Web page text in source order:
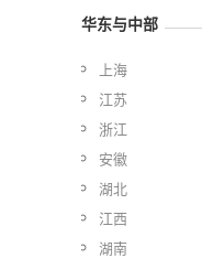
华东与中部
上海
江苏
浙江
安徽
湖北
江西
湖南